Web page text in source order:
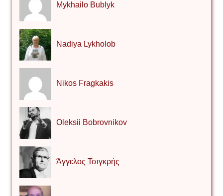
Mykhailo Bublyk
Nadiya Lykholob
Nikos Fragkakis
Oleksii Bobrovnikov
Άγγελος Τσιγκρής